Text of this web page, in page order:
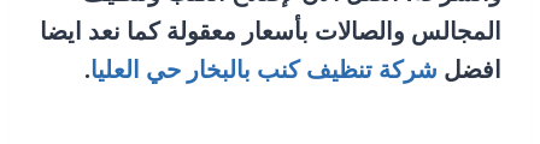
المجالس والصالات بأسعار معقولة كما نعد ايضا
افضل شركة تنظيف كنب بالبخار حي العليا.